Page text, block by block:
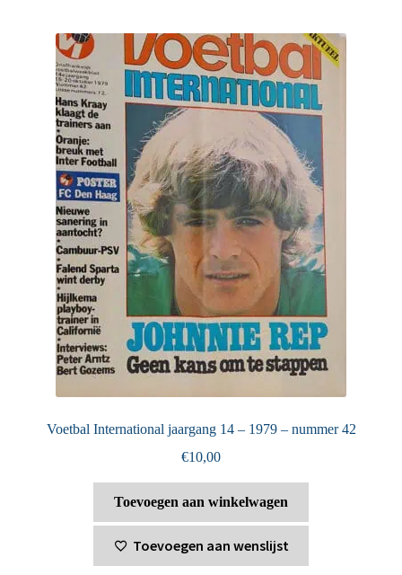
Voetbal International jaargang 14 – 1979 – nummer 42
€10,00
Toevoegen aan winkelwagen
Toevoegen aan wenslijst